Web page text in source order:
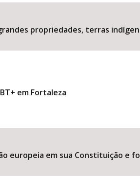
propriedades, terras
em Fortaleza
europeia em sua Constituição e